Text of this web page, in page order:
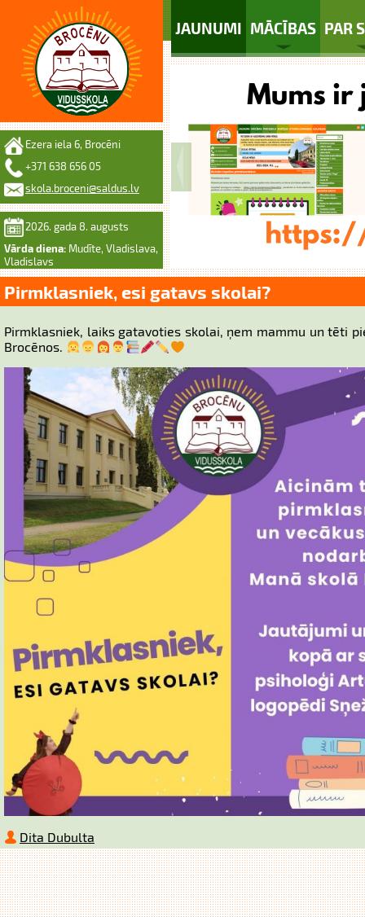
JAUNUMI MĀCĪBAS PAR
Ezera iela 6, Brocēni
+371 638 656 05
skola.broceni@saldus.lv
2026. gada 8. augusts
Vārda diena: Mudīte, Vladislava,
Vladislavs
Pirmklasniek, esi gatavs skolai?
Pirmklasniek, laiks gatavoties skolai, ņem mammu un tēti
Brocēnos.
Dita Dubulta